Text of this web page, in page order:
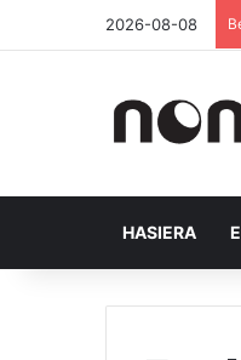
2026-08-08
HASIERA